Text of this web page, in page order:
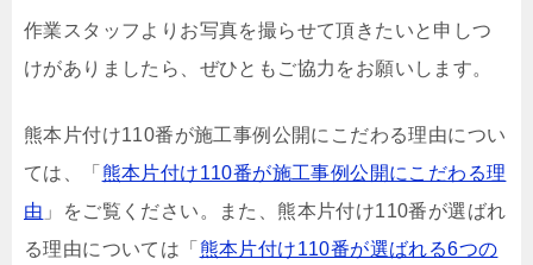
作業スタッフよりお写真を撮らせて頂きたいと申しつ
けがありましたら、ぜひともご協力をお願いします。
熊本片付け110番が施工事例公開にこだわる理由につい
ては、「 熊本片付け110番が施工事例公開にこだわる理
由 」をご覧ください。また、熊本片付け110番が選ばれ
る理由については「 熊本片付け110番が選ばれる6つの